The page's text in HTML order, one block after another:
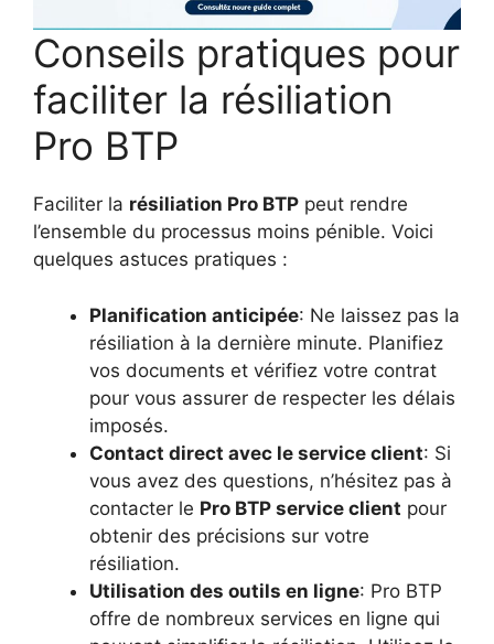
Conseils pratiques pour
faciliter la résiliation
Pro BTP
Faciliter la résiliation Pro BTP peut rendre
l’ensemble du processus moins pénible. Voici
quelques astuces pratiques :
Planification anticipée: Ne laissez pas la
résiliation à la dernière minute. Planifiez
vos documents et vérifiez votre contrat
pour vous assurer de respecter les délais
imposés.
Contact direct avec le service client: Si
vous avez des questions, n’hésitez pas à
contacter le Pro BTP service client pour
obtenir des précisions sur votre
résiliation.
Utilisation des outils en ligne: Pro BTP
offre de nombreux services en ligne qui